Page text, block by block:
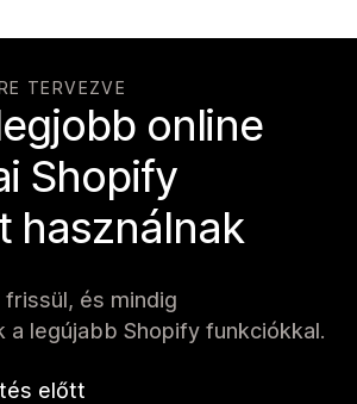
TERVEZVE
online
Shopify
használnak
és mindig
a legújabb Shopify funkciókkal.
előtt